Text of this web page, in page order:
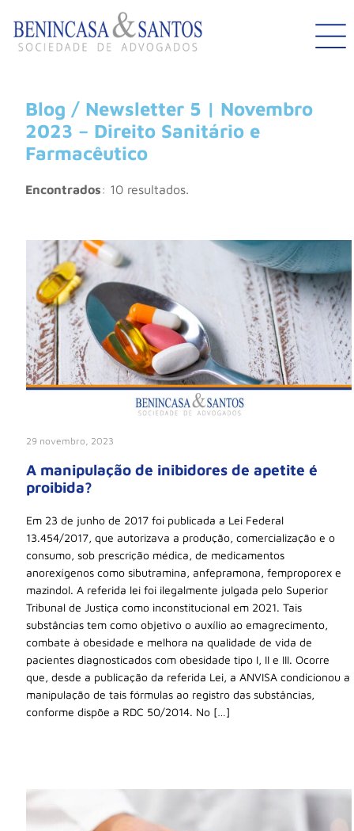
Blog / Newsletter 5 | Novembro
2023 – Direito Sanitário e
Farmacêutico
Encontrados: 10 resultados.
29 novembro, 2023
A manipulação de inibidores de apetite é
proibida?
Em 23 de junho de 2017 foi publicada a Lei Federal
13.454/2017, que autorizava a produção, comercialização e o
consumo, sob prescrição médica, de medicamentos
anorexígenos como sibutramina, anfepramona, femproporex e
mazindol. A referida lei foi ilegalmente julgada pelo Superior
Tribunal de Justiça como inconstitucional em 2021. Tais
substâncias tem como objetivo o auxílio ao emagrecimento,
combate à obesidade e melhora na qualidade de vida de
pacientes diagnosticados com obesidade tipo I, II e III. Ocorre
que, desde a publicação da referida Lei, a ANVISA condicionou a
manipulação de tais fórmulas ao registro das substâncias,
conforme dispõe a RDC 50/2014. No […]